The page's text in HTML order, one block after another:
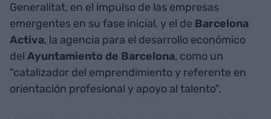
Generalitat, en el impulso de las empresas
emergentes en su fase inicial, y el de Barcelona
Activa, la agencia para el desarrollo económico
del Ayuntamiento de Barcelona, como un
"catalizador del emprendimiento y referente en
orientación profesional y apoyo al talento".